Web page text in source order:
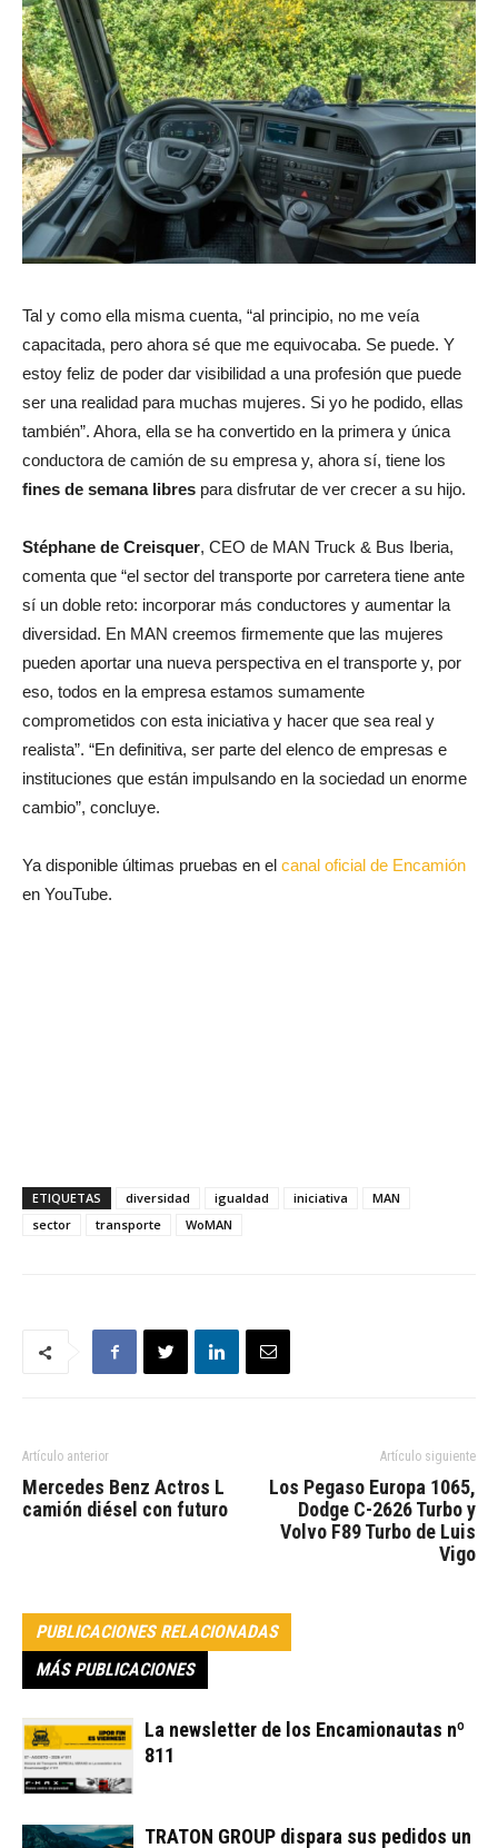
Tal y como ella misma cuenta, “al principio, no me veía
capacitada, pero ahora sé que me equivocaba. Se puede. Y
estoy feliz de poder dar visibilidad a una profesión que puede
ser una realidad para muchas mujeres. Si yo he podido, ellas
también”. Ahora, ella se ha convertido en la primera y única
conductora de camión de su empresa y, ahora sí, tiene los
fines de semana libres para disfrutar de ver crecer a su hijo.
Stéphane de Creisquer, CEO de MAN Truck & Bus Iberia,
comenta que “el sector del transporte por carretera tiene ante
sí un doble reto: incorporar más conductores y aumentar la
diversidad. En MAN creemos firmemente que las mujeres
pueden aportar una nueva perspectiva en el transporte y, por
eso, todos en la empresa estamos sumamente
comprometidos con esta iniciativa y hacer que sea real y
realista”. “En definitiva, ser parte del elenco de empresas e
instituciones que están impulsando en la sociedad un enorme
cambio”, concluye.
Ya disponible últimas pruebas en el canal oficial de Encamión
en YouTube.
ETIQUETAS diversidad igualdad iniciativa
MAN
sector
transporte WoMAN
Artículo anterior
Mercedes Benz Actros L
camión diésel con futuro
Artículo siguiente
Los Pegaso Europa 1065,
Dodge C-2626 Turbo y
Volvo F89 Turbo de Luis
Vigo
PUBLICACIONES RELACIONADAS
MÁS PUBLICACIONES
La newsletter de los Encamionautas nº
811
TRATON GROUP dispara sus pedidos un